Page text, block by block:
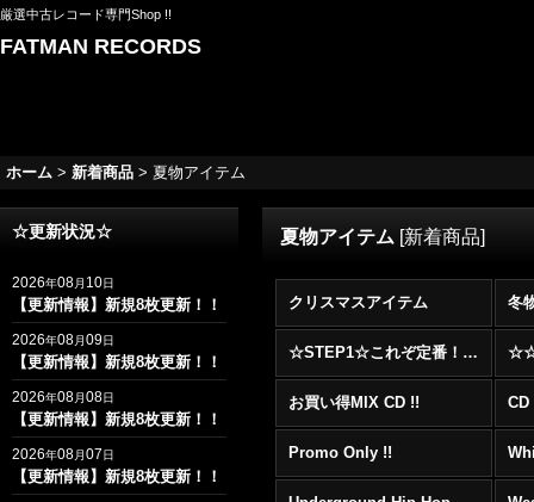
厳選中古レコード専門Shop !!
FATMAN RECORDS
ホーム > 新着商品 > 夏物アイテム
☆更新状況☆
2026年08月 10日
【更新情報】新規8枚更新！！
2026年08月09日
【更新情報】新規8枚更新！！
2026年08月08日
【更新情報】新規8枚更新！！
2026年08月07日
【更新情報】新規8枚更新！！
夏物アイテム [新着商品]
クリスマスアイテム 冬
☆STEP1☆これぞ定番！！まずはここから！2000年代R&BフロアヒットBest 100 !!!
お買い得MIX CD !!
Promo Only !!